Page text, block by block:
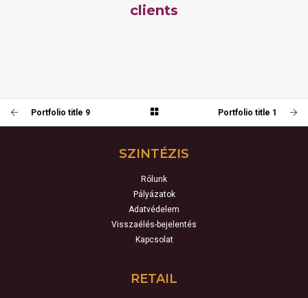
clients
BRANDING AND BROCHURE
BRANDING AND IDENTITY
Portfolio title 9 Portfolio title 1
SZINTÉZIS
Rólunk
Pályázatok
Adatvédelem
Visszaélés-bejelentés
Kapcsolat
RETAIL